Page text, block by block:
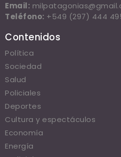
Email:
Teléfono: +549 (297) 444
Contenidos
Política
Sociedad
Salud
Policiales
Deportes
Cultura y espectáculos
Economía
Energía